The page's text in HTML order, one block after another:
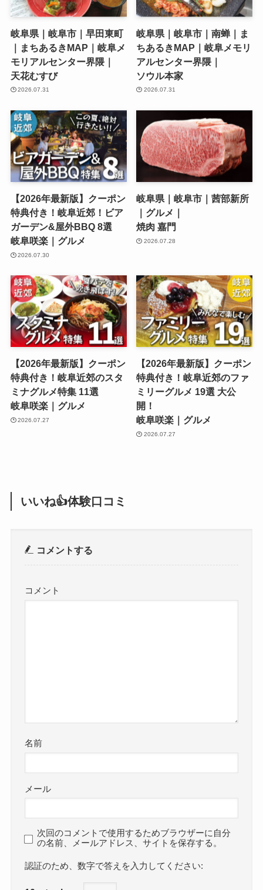
岐阜県｜岐阜市｜早田東町
｜まちあるきMAP｜岐阜メ
モリアルセンター界隈｜
天花むすび
2026.07.31
岐阜県｜岐阜市｜南蝉｜ま
ちあるきMAP｜岐阜メモリ
アルセンター界隈｜
ソウル本家
2026.07.31
【2026年最新版】クーポン
特典付き！岐阜近郊！ビア
ガーデン&屋外BBQ 8選
岐阜咲楽｜グルメ
2026.07.30
岐阜県｜岐阜市｜茜部新所
｜グルメ｜
焼肉 嘉門
2026.07.28
【2026年最新版】クーポン
特典付き！岐阜近郊のスタ
ミナグルメ特集 11選
岐阜咲楽｜グルメ
2026.07.27
【2026年最新版】クーポン
特典付き！岐阜近郊のファ
ミリーグルメ 19選 大公
開！
岐阜咲楽｜グルメ
2026.07.27
いいね👍体験口コミ
コメントする
コメント
名前
メール
次回のコメントで使用するためブラウザーに自分
の名前、メールアドレス、サイトを保存する。
数字で答えを入力してください: